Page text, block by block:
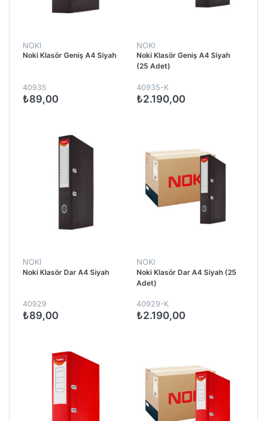
NOKI
Noki Klasör Geniş A4 Siyah
40935
₺89,00
NOKI
Noki Klasör Geniş A4 Siyah
(25 Adet)
40935-K
₺2.190,00
NOKI
Noki Klasör Dar A4 Siyah
40929
₺89,00
NOKI
Noki Klasör Dar A4 Siyah (25
Adet)
40929-K
₺2.190,00